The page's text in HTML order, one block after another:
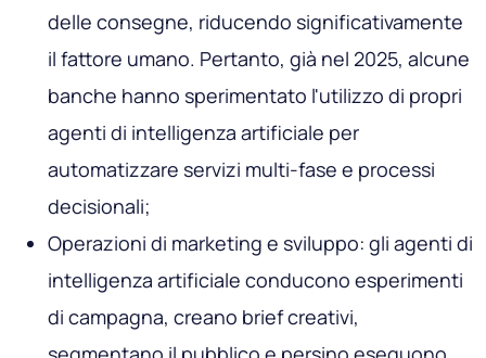
delle consegne, riducendo significativamente
il fattore umano. Pertanto, già nel 2025, alcune
banche hanno sperimentato l'utilizzo di propri
agenti di intelligenza artificiale per
automatizzare servizi multi-fase e processi
decisionali;
Operazioni di marketing e sviluppo: gli agenti di
intelligenza artificiale conducono esperimenti
di campagna, creano brief creativi,